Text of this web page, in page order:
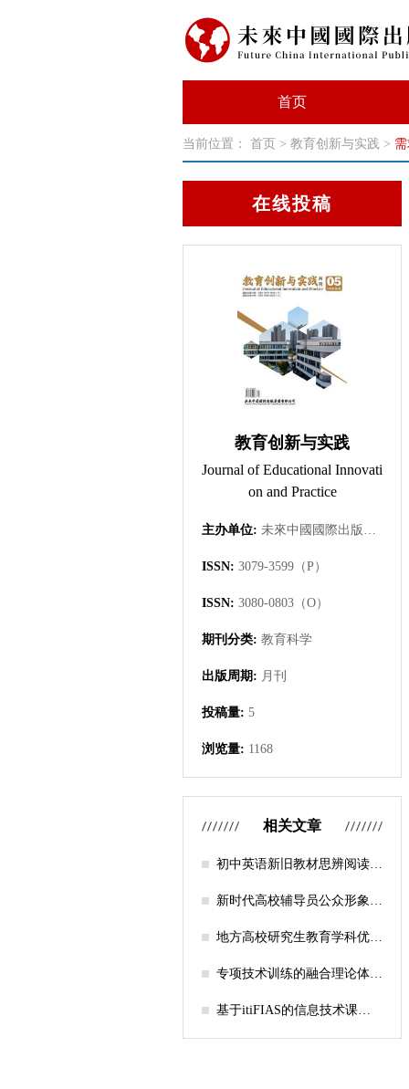
首页
当前位置： 首页 > 教育创新与实践 >
在线投稿
教育创新与实践
Journal of Educational Innovati
on and Practice
主办单位: 未來中國國際出版集團有限公司
ISSN: 3079-3599（P）
ISSN: 3080-0803（O）
期刊分类: 教育科学
出版周期: 月刊
投稿量: 5
浏览量: 1168
相关文章
初中英语新旧教材思辨阅读任
新时代高校辅导员公众形象塑
地方高校研究生教育学科优化
径探析
专项技术训练的融合理论体系
基于itiFIAS的信息技术课堂